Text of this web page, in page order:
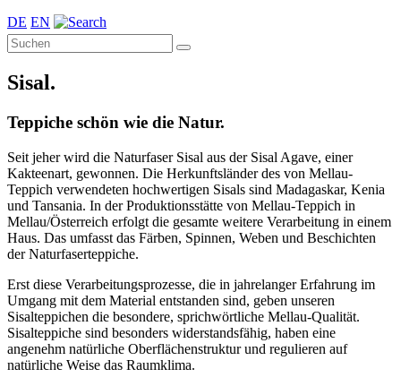
DE EN
Sisal.
Teppiche schön wie die Natur.
Seit jeher wird die Naturfaser Sisal aus der Sisal Agave, einer
Kakteenart, gewonnen. Die Herkunftsländer des von Mellau-
Teppich verwendeten hochwertigen Sisals sind Madagaskar, Kenia
und Tansania. In der Produktionsstätte von Mellau-Teppich in
Mellau/Österreich erfolgt die gesamte weitere Verarbeitung in einem
Haus. Das umfasst das Färben, Spinnen, Weben und Beschichten
der Naturfaserteppiche.
Erst diese Verarbeitungsprozesse, die in jahrelanger Erfahrung im
Umgang mit dem Material entstanden sind, geben unseren
Sisalteppichen die besondere, sprichwörtliche Mellau-Qualität.
Sisalteppiche sind besonders widerstandsfähig, haben eine
angenehm natürliche Oberflächenstruktur und regulieren auf
natürliche Weise das Raumklima.